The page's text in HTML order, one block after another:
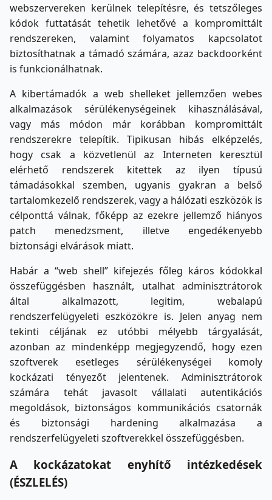
webszervereken kerülnek telepítésre, és tetszőleges
kódok futtatását tehetik lehetővé a kompromittált
rendszereken, valamint folyamatos kapcsolatot
biztosíthatnak a támadó számára, azaz backdoorként
is funkcionálhatnak.
A kibertámadók a web shelleket jellemzően webes
alkalmazások sérülékenységeinek kihasználásával,
vagy más módon már korábban kompromittált
rendszerekre telepítik. Tipikusan hibás elképzelés,
hogy csak a közvetlenül az Interneten keresztül
elérhető rendszerek kitettek az ilyen típusú
támadásokkal szemben, ugyanis gyakran a belső
tartalomkezelő rendszerek, vagy a hálózati eszközök is
célponttá válnak, főképp az ezekre jellemző hiányos
patch menedzsment, illetve engedékenyebb
biztonsági elvárások miatt.
Habár a “web shell” kifejezés főleg káros kódokkal
összefüggésben használt, utalhat adminisztrátorok
által alkalmazott, legitim, webalapú
rendszerfelügyeleti eszközökre is. Jelen anyag nem
tekinti céljának ez utóbbi mélyebb tárgyalását,
azonban az mindenképp megjegyzendő, hogy ezen
szoftverek esetleges sérülékenységei komoly
kockázati tényezőt jelentenek. Adminisztrátorok
számára tehát javasolt vállalati autentikációs
megoldások, biztonságos kommunikációs csatornák
és biztonsági hardening alkalmazása a
rendszerfelügyeleti szoftverekkel összefüggésben.
A kockázatokat enyhítő intézkedések
(ÉSZLELÉS)